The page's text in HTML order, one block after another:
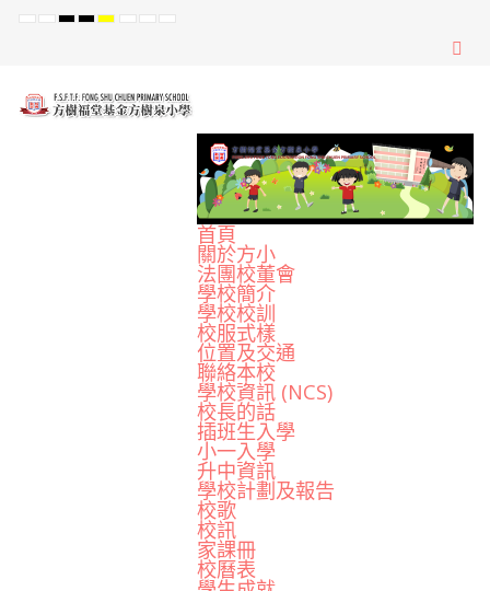
Default
Night
High
mode
High
mode
High
mode
SetSetSet
首頁
關於方小
法團校董會
學校簡介
學校校訓
校服式樣
位置及交通
聯絡本校
學校資訊 (NCS)
校長的話
插班生入學
小一入學
升中資訊
學校計劃及報告
校歌
校訊
家課冊
校曆表